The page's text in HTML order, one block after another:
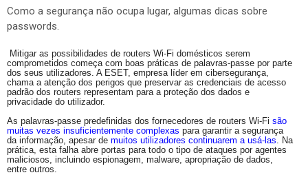
Como a segurança não ocupa lugar, algumas dicas sobre
passwords.
Mitigar as possibilidades de routers Wi-Fi domésticos serem
comprometidos começa com boas práticas de palavras-passe por parte
dos seus utilizadores. A ESET, empresa líder em cibersegurança,
chama a atenção dos perigos que preservar as credenciais de acesso
padrão dos routers representam para a proteção dos dados e
privacidade do utilizador.
As palavras-passe predefinidas dos fornecedores de routers Wi-Fi são
muitas vezes insuficientemente complexas para garantir a segurança
da informação, apesar de muitos utilizadores continuarem a usá-las. Na
prática, esta falha abre portas para todo o tipo de ataques por agentes
maliciosos, incluindo espionagem, malware, apropriação de dados,
entre outros.